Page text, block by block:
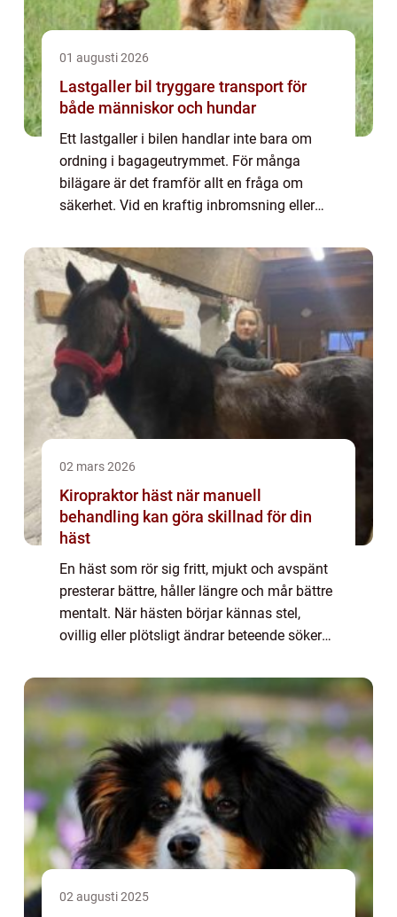
01 augusti 2026
Lastgaller bil tryggare transport för
både människor och hundar
Ett lastgaller i bilen handlar inte bara om
ordning i bagageutrymmet. För många
bilägare är det framför allt en fråga om
säkerhet. Vid en kraftig inbromsning eller
obältade hundar till projektiler som kan
orsaka ...
02 mars 2026
Kiropraktor häst när manuell
behandling kan göra skillnad för din
häst
En häst som rör sig fritt, mjukt och avspänt
presterar bättre, håller längre och mår bättre
mentalt. När hästen börjar kännas stel,
ovillig eller plötsligt ändrar beteende söker
handlar behovet om att återställa ...
02 augusti 2025